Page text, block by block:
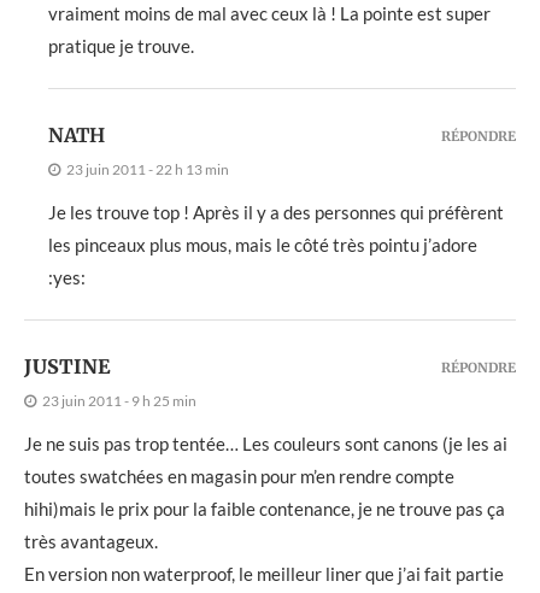
vraiment moins de mal avec ceux là ! La pointe est super
pratique je trouve.
NATH
23 juin 2011 - 22 h 13 min
Je les trouve top ! Après il y a des personnes qui préfèrent
les pinceaux plus mous, mais le côté très pointu j’adore
:yes:
RÉPONDRE
JUSTINE
23 juin 2011 - 9 h 25 min
Je ne suis pas trop tentée… Les couleurs sont canons (je les ai
toutes swatchées en magasin pour m’en rendre compte
hihi)mais le prix pour la faible contenance, je ne trouve pas ça
très avantageux.
En version non waterproof, le meilleur liner que j’ai fait partie
RÉPONDRE